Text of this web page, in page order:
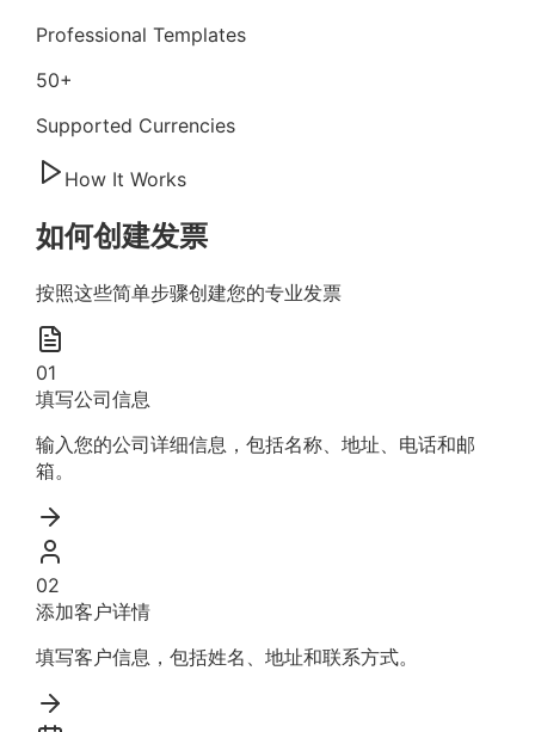
Professional Templates
50+
Supported Currencies
How It Works
如何创建发票
按照这些简单步骤创建您的专业发票
01
填写公司信息
输入您的公司详细信息，包括名称、地址、电话和邮
箱。
02
添加客户详情
填写客户信息，包括姓名、地址和联系方式。